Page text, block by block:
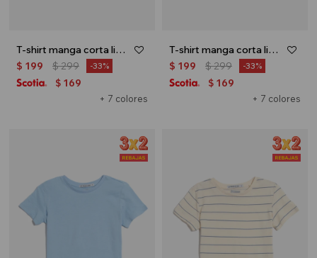
T-shirt manga corta lisa - Amarillo
+ 7 colores
$ 199 $299 33
$ 169
T-shirt manga corta lisa - Verde pastel
+ 7 colores
$ 199 $299 33
$ 169